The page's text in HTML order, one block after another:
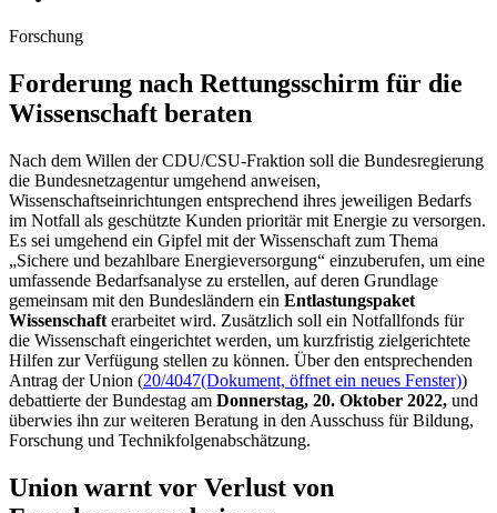
Forschung
Forderung nach Rettungs­schirm für die
Wissenschaft beraten
Nach dem Willen der CDU/CSU-Fraktion soll die Bundesregierung
die Bundesnetzagentur umgehend anweisen,
Wissenschaftseinrichtungen entsprechend ihres jeweiligen Bedarfs
im Notfall als geschützte Kunden prioritär mit Energie zu versorgen.
Es sei umgehend ein Gipfel mit der Wissenschaft zum Thema
„Sichere und bezahlbare Energieversorgung“ einzuberufen, um eine
umfassende Bedarfsanalyse zu erstellen, auf deren Grundlage
gemeinsam mit den Bundesländern ein Entlastungspaket
Wissenschaft erarbeitet wird. Zusätzlich soll ein Notfallfonds für
die Wissenschaft eingerichtet werden, um kurzfristig zielgerichtete
Hilfen zur Verfügung stellen zu können. Über den entsprechenden
Antrag der Union (20/4047(Dokument, öffnet ein neues Fenster))
debattierte der Bundestag am Donnerstag, 20. Oktober 2022, und
überwies ihn zur weiteren Beratung in den Ausschuss für Bildung,
Forschung und Technikfolgenabschätzung.
Union warnt vor Verlust von